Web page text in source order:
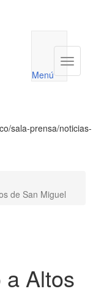
utilidades
Menú
Menú
sala-prensa/noticias-
de San Miguel
a Altos